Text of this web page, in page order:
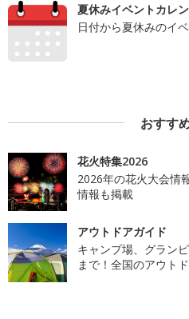
夏休みイベントカレ
日付から夏休みのイ
おすす
花火特集2026
2026年の花火大会情
情報も掲載
アウトドアガイド
キャンプ場、グラン
まで！全国のアウト